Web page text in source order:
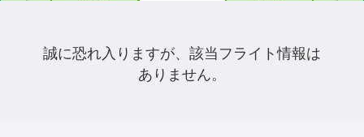
誠に恐れ入りますが、該当フライト情報は
ありません。